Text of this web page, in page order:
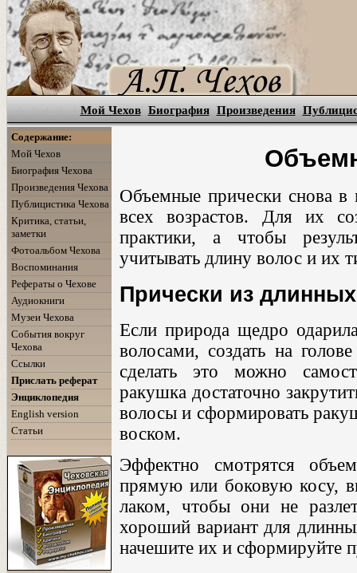
Мой Чехов Биография Произведения
Содержание:
Мой Чехов
Биография Чехова
Произведения Чехова
Публицистика Чехова
Критика, статьи,
заметки
Фотоальбом Чехова
Воспоминания
Рефераты о Чехове
Аудиокниги
Музеи Чехова
События вокруг
Чехова
Ссылки
Прислать реферат
Энциклопедия
English version
Статьи
Объемные прически снова
всех возрастов. Для их
практики, а чтобы
учитывать длину волос и их
Прически из
Если природа щедро
волосами, создать на
сделать это можно
ракушка достаточно
волосы и сформировать
воском.
Эффектно смотрятся
прямую или боковую косу,
лаком, чтобы они не
хороший вариант для
начешите их и сформируйте